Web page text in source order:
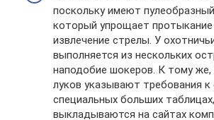
поскольку имеют
который упрощает
извлечение стрелы. У
выполняется из нескольких
наподобие шокеров. К тому же,
луков указывают требования к
специальных больших
выкладываются на сайтах